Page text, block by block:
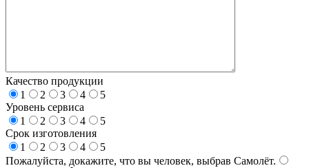
Качество продукции
1
2 3 4
5
Уровень сервиса
1
2 3 4
5
Срок изготовления
1
2 3 4
5
Пожалуйста, докажите, что вы человек, выбрав Самолёт.